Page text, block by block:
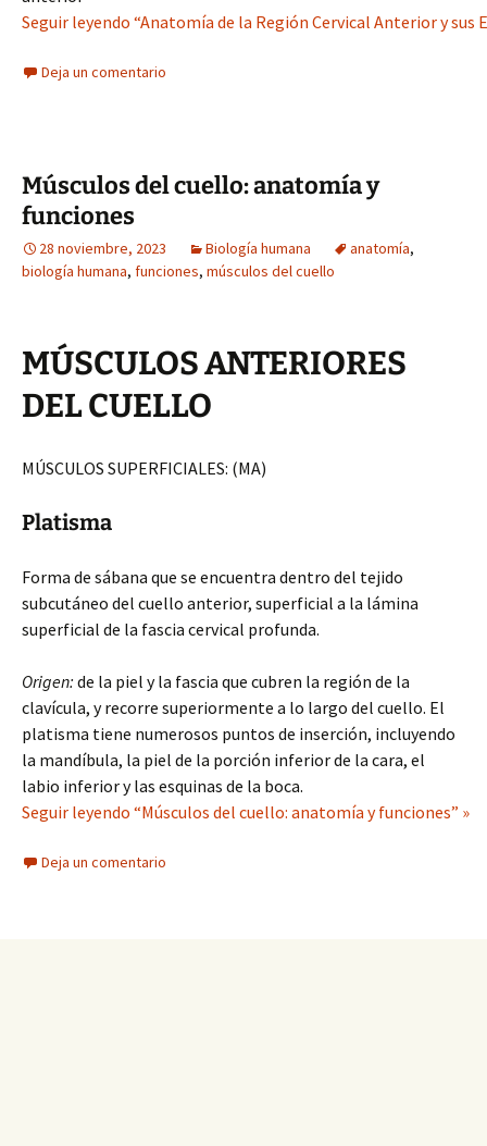
Seguir leyendo “Anatomía de la Región Cervical Anterior y sus
Deja un comentario
Músculos del cuello: anatomía y
funciones
28 noviembre, 2023 Biología humana anatomía,
biología humana, funciones, músculos del cuello
MÚSCULOS ANTERIORES
DEL CUELLO
MÚSCULOS SUPERFICIALES: (MA)
Platisma
Forma de sábana que se encuentra dentro del tejido
subcutáneo del cuello anterior, superficial a la lámina
superficial de la fascia cervical profunda.
Origen: de la piel y la fascia que cubren la región de la
clavícula, y recorre superiormente a lo largo del cuello. El
platisma tiene numerosos puntos de inserción, incluyendo
la mandíbula, la piel de la porción inferior de la cara, el
labio inferior y las esquinas de la boca.
Seguir leyendo “Músculos del cuello: anatomía y funciones” »
Deja un comentario